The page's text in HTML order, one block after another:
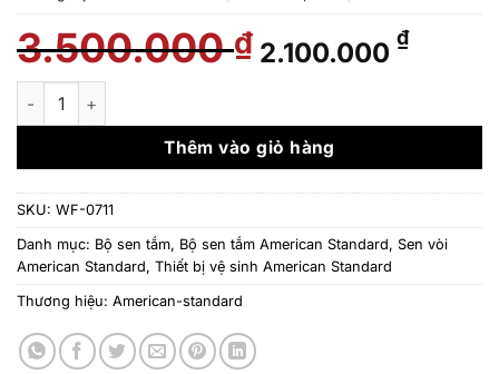
3.500.000₫ Giá
gốc
3.500.000 ₫.
2.100.000 ₫Giá
là:
Bộ sen tắm American Standard WF-0711 số lượng
Thêm vào giỏ hàng
SKU: WF-0711
Danh mục: Bộ sen tắm, Bộ sen tắm American Standard, Sen vòi
American Standard, Thiết bị vệ sinh American Standard
Thương hiệu: American-standard